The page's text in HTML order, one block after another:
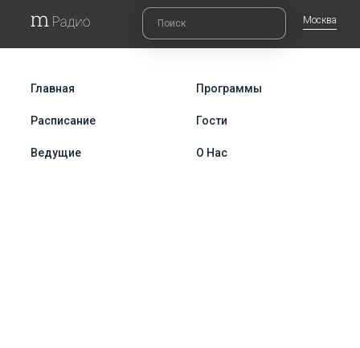
Москва
Главная Программы
Расписание Гости
Ведущие О Нас